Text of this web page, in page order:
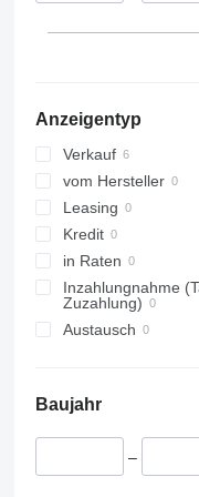
Anzeigentyp
Verkauf
vom Hersteller
Leasing
Kredit
in Raten
Inzahlungnahme
Zuzahlung)
Austausch
Baujahr
–